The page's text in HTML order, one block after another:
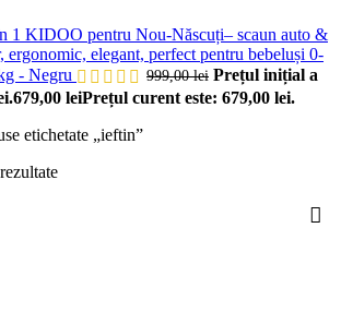
1 KIDOO pentru Nou-Născuți– scaun auto &
ergonomic, elegant, perfect pentru bebeluși 0-
- Negru 999,00lei Prețul inițial a
679,00 leiPrețul curent este: 679,00 lei.
etichetate „ieftin”